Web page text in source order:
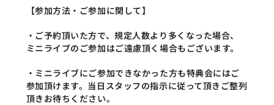
【参加方法・ご参加に関して】
・ご予約頂いた方で、規定人数より多くなった場合、
ミニライブのご参加はご遠慮頂く場合もございます。
・ミニライブにご参加できなかった方も特典会にはご
参加頂けます。当日スタッフの指示に従って頂きご整列
頂きお待ちください。